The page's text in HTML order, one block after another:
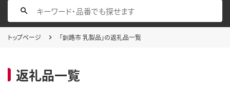
トップページ 「釧路市 乳製品」の返礼品一覧
返礼品一覧